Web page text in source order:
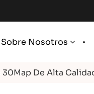
Sobre Nosotros
De Alta